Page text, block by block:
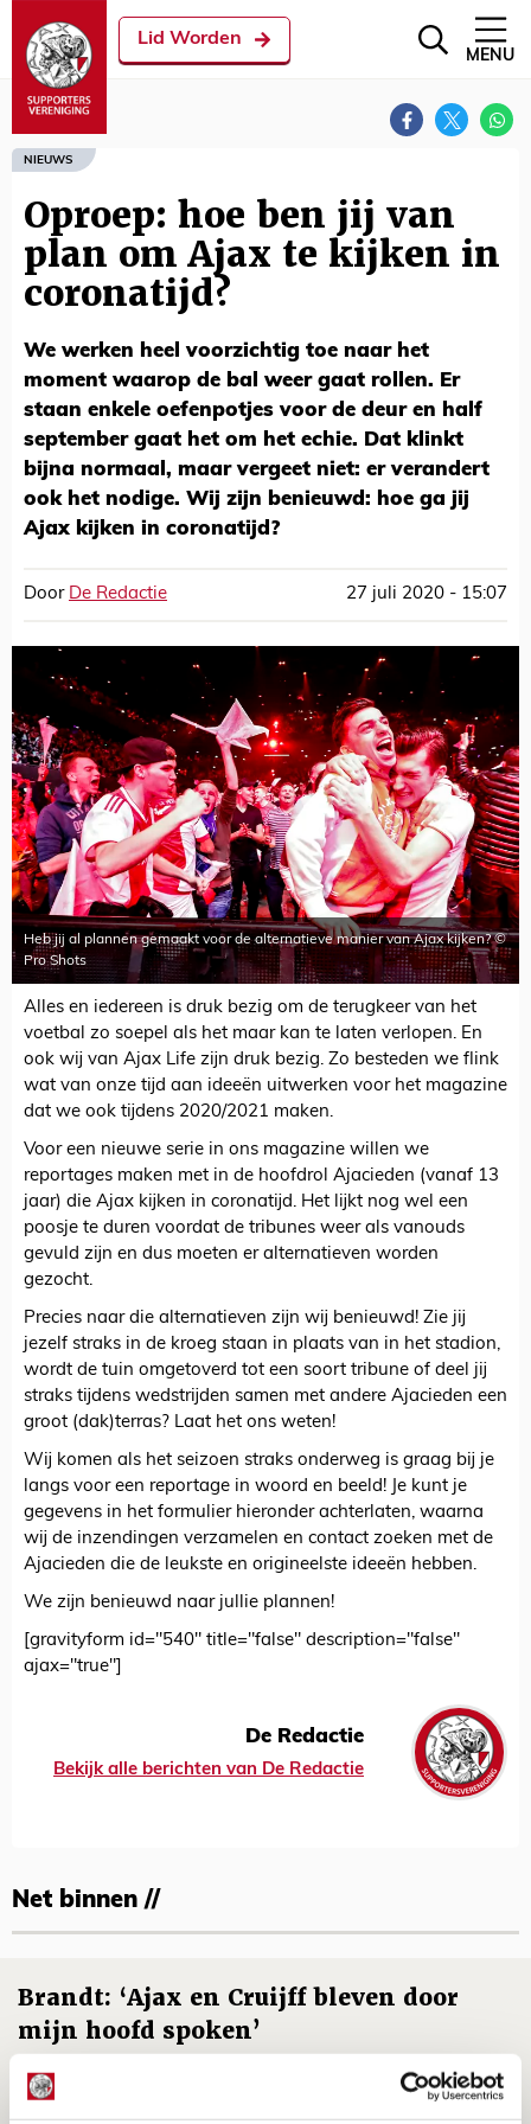
Lid Worden
MENU
NIEUWS
Oproep: hoe ben jij van
plan om Ajax te kijken in
coronatijd?
We werken heel voorzichtig toe naar het
moment waarop de bal weer gaat rollen. Er
staan enkele oefenpotjes voor de deur en half
september gaat het om het echie. Dat klinkt
bijna normaal, maar vergeet niet: er verandert
ook het nodige. Wij zijn benieuwd: hoe ga jij
Ajax kijken in coronatijd?
Door De Redactie 27 juli 2020 - 15:07
Heb jij al plannen gemaakt voor de alternatieve manier van Ajax kijken? ©
Pro Shots
Alles en iedereen is druk bezig om de terugkeer van het
voetbal zo soepel als het maar kan te laten verlopen. En
ook wij van Ajax Life zijn druk bezig. Zo besteden we flink
wat van onze tijd aan ideeën uitwerken voor het magazine
dat we ook tijdens 2020/2021 maken.
Voor een nieuwe serie in ons magazine willen we
reportages maken met in de hoofdrol Ajacieden (vanaf 13
jaar) die Ajax kijken in coronatijd. Het lijkt nog wel een
poosje te duren voordat de tribunes weer als vanouds
gevuld zijn en dus moeten er alternatieven worden
gezocht.
Precies naar die alternatieven zijn wij benieuwd! Zie jij
jezelf straks in de kroeg staan in plaats van in het stadion,
wordt de tuin omgetoverd tot een soort tribune of deel jij
straks tijdens wedstrijden samen met andere Ajacieden een
groot (dak)terras? Laat het ons weten!
Wij komen als het seizoen straks onderweg is graag bij je
langs voor een reportage in woord en beeld! Je kunt je
gegevens in het formulier hieronder achterlaten, waarna
wij de inzendingen verzamelen en contact zoeken met de
Ajacieden die de leukste en origineelste ideeën hebben.
We zijn benieuwd naar jullie plannen!
[gravityform id="540" title="false" description="false"
ajax="true"]
De Redactie
Bekijk alle berichten van De Redactie
Net binnen //
Brandt: ‘Ajax en Cruijff bleven door
mijn hoofd spoken’
NIEUWS